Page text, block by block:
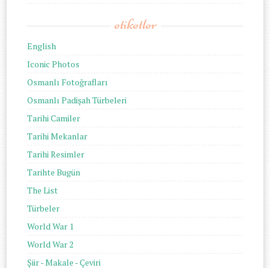
etiketler
English
Iconic Photos
Osmanlı Fotoğrafları
Osmanlı Padişah Türbeleri
Tarihi Camiler
Tarihi Mekanlar
Tarihi Resimler
Tarihte Bugün
The List
Türbeler
World War 1
World War 2
Şiir - Makale - Çeviri